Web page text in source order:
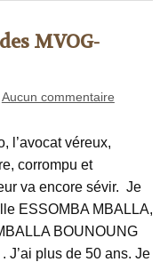
MVOG-
Aucun commentaire
l’avocat véreux,
corrompu et
va encore sévir. Je
ESSOMBA MBALLA,
BOUNOUNG
J’ai plus de 50 ans. Je